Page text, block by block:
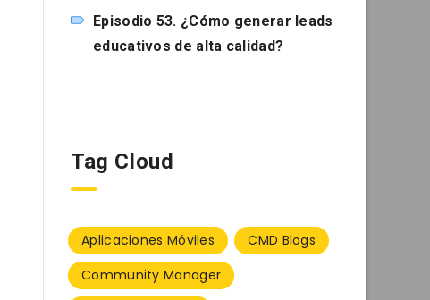
Episodio 53. ¿Cómo generar leads
educativos de alta calidad?
Tag Cloud
Aplicaciones Móviles
CMD Blogs
Community Manager